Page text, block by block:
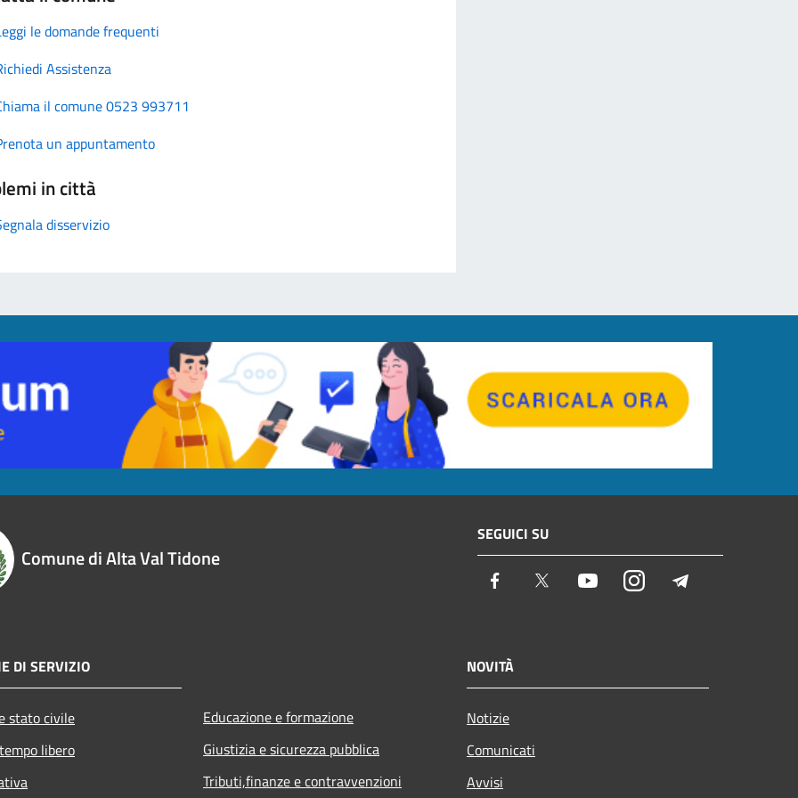
le domande frequenti
Assistenza
il comune 0523 993711
un appuntamento
in città
disservizio
Comune di Alta Val Tidone
SEGUICI SU
Facebook Twitter YoutubeInstagram
DI SERVIZIO
stato civile
libero
Educazione e formazione
Giustizia e sicurezza pubblica
Tributi,finanze e contravvenzioni
NOVITÀ
Notizie
Comunicati
Avvisi